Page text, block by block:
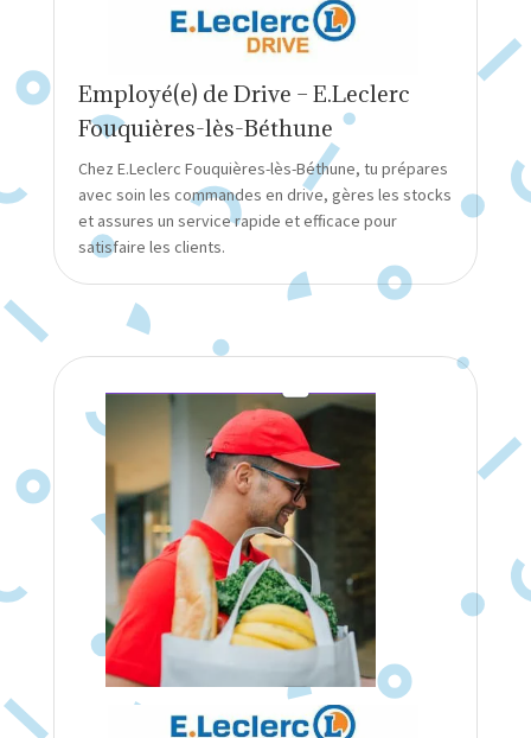
Employé(e) de Drive – E.Leclerc
Fouquières-lès-Béthune
Chez E.Leclerc Fouquières-lès-Béthune, tu prépares
avec soin les commandes en drive, gères les stocks
et assures un service rapide et efficace pour
satisfaire les clients.